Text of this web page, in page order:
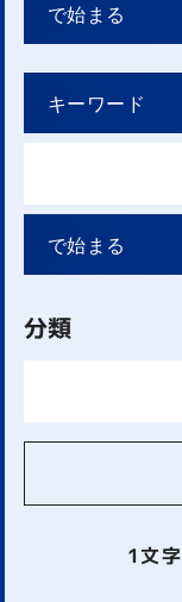
分類
1文字